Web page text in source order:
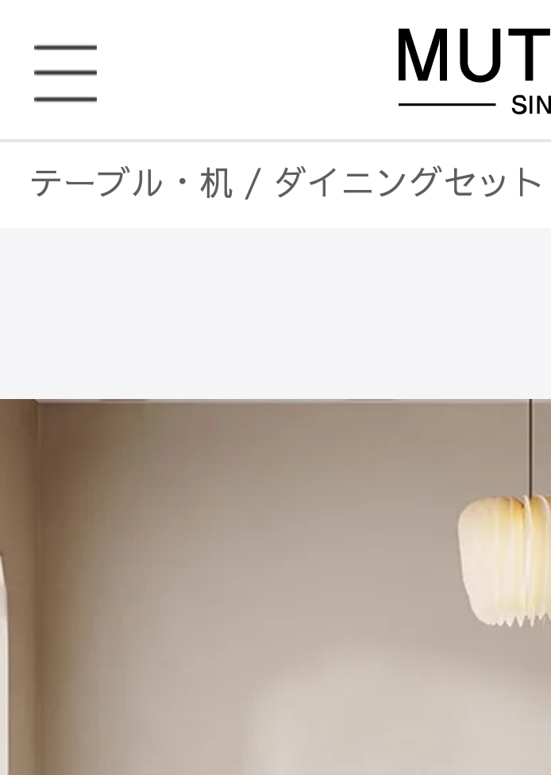
テーブル・机 / ダイニングセット
アッシュ
セラミッ